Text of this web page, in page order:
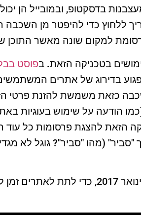
בדסקטופ, ובמובייל הן
ללחוץ כדי להיפטר מן השכבה
למקום שונה מאשר התוכן
בטכניקה הזאת. בפוסט
בדירוג של אתרים
כזאת משמשת להזנת פרטי
הודעה על שימוש בעוגיות
הזאת להצגת פרסומות כל
(מהו "סביר"? גוגל לא
קריטריון זה אמור להשפיע תוצאות החיפוש החל